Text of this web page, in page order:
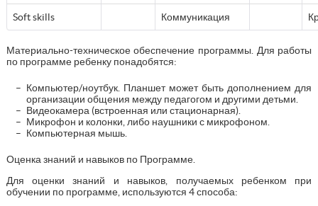
Soft skills Коммуникация
Материально-техническое обеспечение программы. Для работы
по программе ребенку понадобятся:
Компьютер/ноутбук. Планшет может быть дополнением для
организации общения между педагогом и другими детьми.
Видеокамера (встроенная или стационарная).
Микрофон и колонки, либо наушники с микрофоном.
Компьютерная мышь.
Оценка знаний и навыков по Программе.
Для оценки знаний и навыков, получаемых ребенком при
обучении по программе, используются 4 способа: